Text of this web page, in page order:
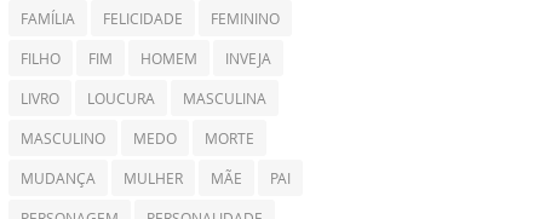
FAMÍLIA FELICIDADE FEMININO
FILHO FIM HOMEM INVEJA
LIVRO LOUCURA MASCULINA
MASCULINO MEDO MORTE
MUDANÇA MULHER MÃE PAI